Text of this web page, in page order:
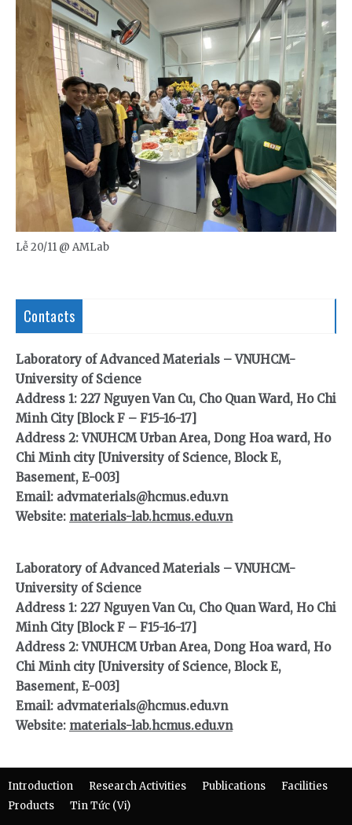
Lễ 20/11 @ AMLab
Contacts
Laboratory of Advanced Materials – VNUHCM-
University of Science
Address 1: 227 Nguyen Van Cu, Cho Quan Ward, Ho Chi
Minh City [Block F – F15-16-17]
Address 2: VNUHCM Urban Area, Dong Hoa ward, Ho
Chi Minh city [University of Science, Block E,
Basement, E-003]
Email: advmaterials@hcmus.edu.vn
Website: materials-lab.hcmus.edu.vn
Laboratory of Advanced Materials – VNUHCM-
University of Science
Address 1: 227 Nguyen Van Cu, Cho Quan Ward, Ho Chi
Minh City [Block F – F15-16-17]
Address 2: VNUHCM Urban Area, Dong Hoa ward, Ho
Chi Minh city [University of Science, Block E,
Basement, E-003]
Email: advmaterials@hcmus.edu.vn
Website: materials-lab.hcmus.edu.vn
Introduction Research Activities Publications
Facilities
Products
Tin Tức (Vi)